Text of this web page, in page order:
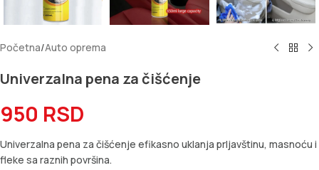
Početna/Auto oprema
Univerzalna pena za čišćenje
950 RSD
Univerzalna pena za čišćenje efikasno uklanja prljavštinu, masnoću i
fleke sa raznih površina.